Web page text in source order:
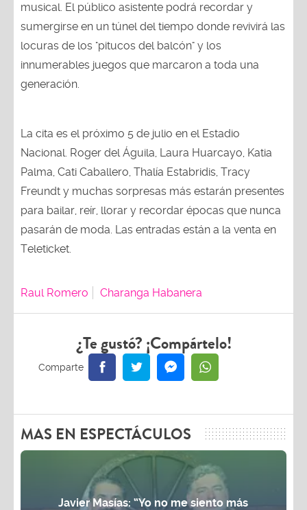
musical. El público asistente podrá recordar y
sumergirse en un túnel del tiempo donde revivirá las
locuras de los "pitucos del balcón" y los
innumerables juegos que marcaron a toda una
generación.
La cita es el próximo 5 de julio en el Estadio
Nacional. Roger del Águila, Laura Huarcayo, Katia
Palma, Cati Caballero, Thalía Estabridis, Tracy
Freundt y muchas sorpresas más estarán presentes
para bailar, reír, llorar y recordar épocas que nunca
pasarán de moda. Las entradas están a la venta en
Teleticket.
Raul Romero Charanga Habanera
¿Te gustó? ¡Compártelo!
MAS EN ESPECTÁCULOS
Javier Masías: “Yo no me siento más